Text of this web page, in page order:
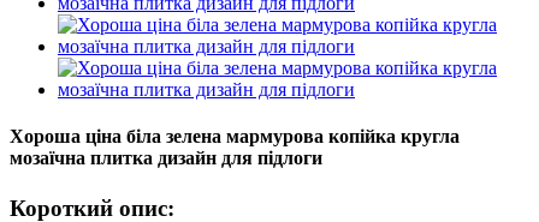
Хороша ціна біла зелена мармурова копійка кругла
мозаїчна плитка дизайн для підлоги
Короткий опис: